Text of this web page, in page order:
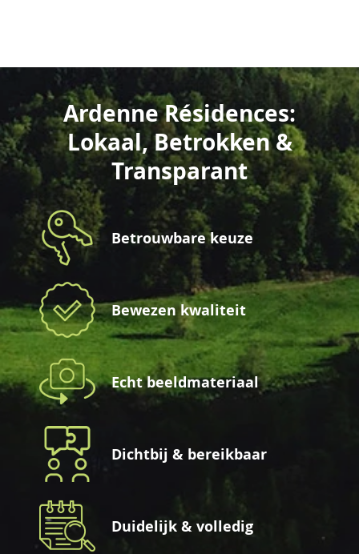
Ardenne Résidences:
Lokaal, Betrokken &
Transparant
Betrouwbare keuze
Bewezen kwaliteit
Echt beeldmateriaal
Dichtbij & bereikbaar
Duidelijk & volledig